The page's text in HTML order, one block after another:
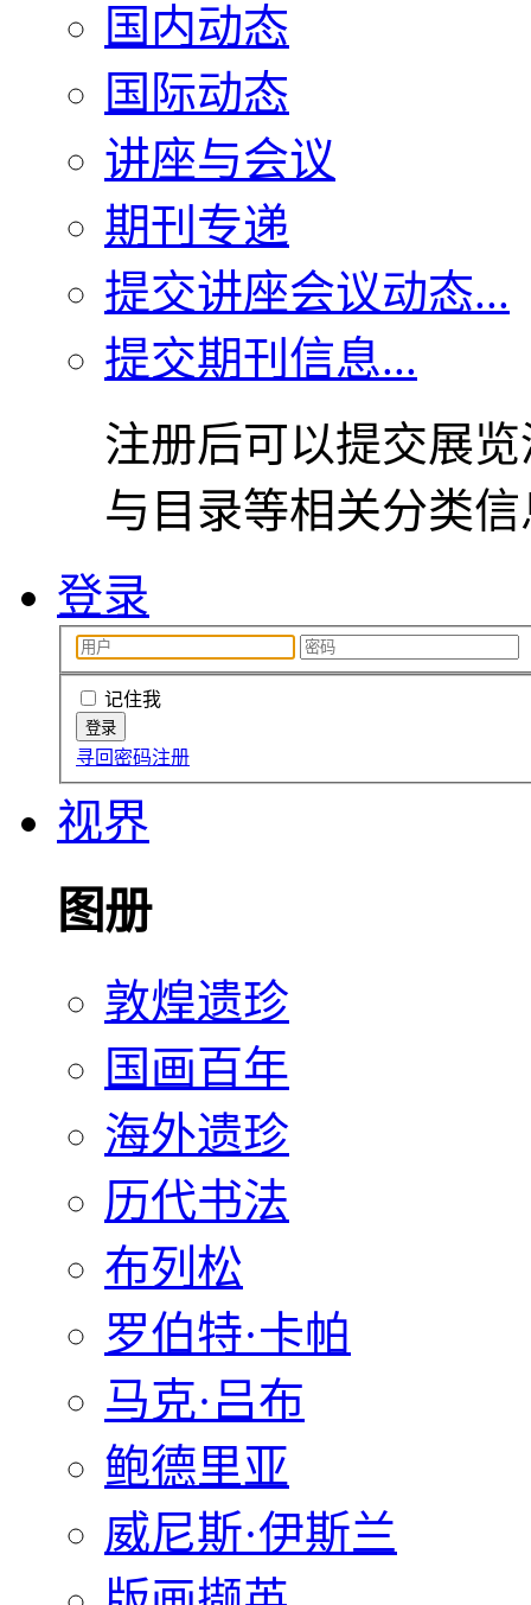
国内动态
国际动态
讲座与会议
期刊专递
提交讲座会议动态...
提交期刊信息...
注册后可以提交展
与目录等相关分类
登录
记住我
寻回密码注册
视界
图册
敦煌遗珍
国画百年
海外遗珍
历代书法
布列松
罗伯特·卡帕
马克·吕布
鲍德里亚
威尼斯·伊斯兰